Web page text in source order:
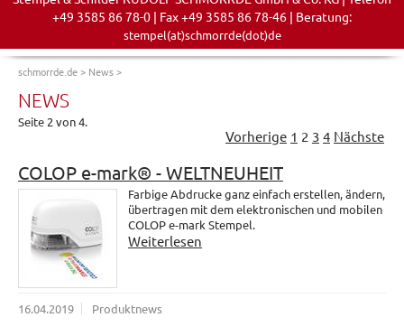
+49 3585 86 78-0 | Fax +49 3585 86 78-46 | Beratung:
stempel(at)schmorrde(dot)de
schmorrde.de> News>
NEWS
Seite 2 von 4.
Vorherige 1 2 3 4 Nächste
COLOP e-mark® - WELTNEUHEIT
Farbige Abdrucke ganz einfach erstellen, ändern,
übertragen mit dem elektronischen und mobilen
COLOP e-mark Stempel.
Weiterlesen
16.04.2019 Produktnews